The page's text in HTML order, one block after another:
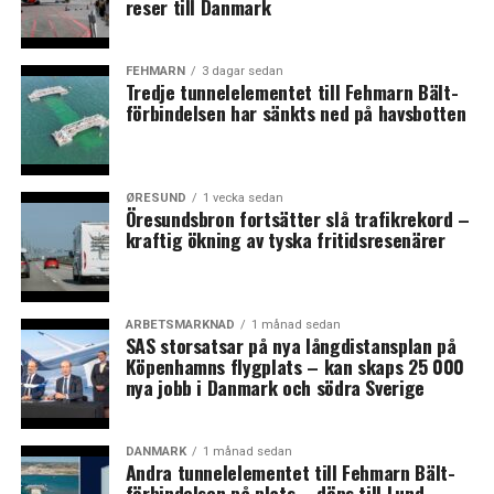
stadskvarteren Postbyen. Foto: News Øresund
annat till
att dessa
fastigheter
konverteras till andra ändamål än kontor och då främst
till bostäder eller hotell, menar Morten Jensen. Ett
exempel är Nordeas tidigare domicil på Christianshavn
som just nu byggs om till hotell.
Ändrad efterfrågan ser ut att även kunna påverka hur
kontoren inreds.
– Trenden går mot mindre kontor och bort från
storrumstanken. Vi tänker mer på hur vi umgås med
andra och är mer medvetna om smitta. Vi vill ha sociala
element på arbetsplatsen samtidigt som vi ska kunna gå
undan och ha Teamsmöten ostört. Det behövs större
flexibilitet och vi behöver inreda efter det, säger han.
En annan förklaring till den ökade vakansen är
reser till Danmark
FEHMARN 3 dagar sedan
Tredje tunnelelementet till Fehmarn Bält-
förbindelsen har sänkts ned på havsbotten
ØRESUND 1 vecka sedan
Öresundsbron fortsätter slå trafikrekord –
kraftig ökning av tyska fritidsresenärer
ARBETSMARKNAD 1 månad sedan
SAS storsatsar på nya långdistansplan på
Köpenhamns flygplats – kan skaps 25 000
nya jobb i Danmark och södra Sverige
DANMARK 1 månad sedan
Andra tunnelelementet till Fehmarn Bält-